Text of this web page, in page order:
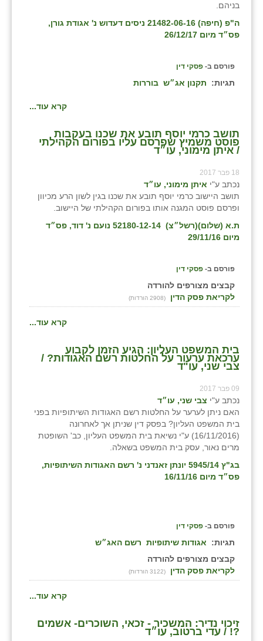
בניהם.
ה"פ (חיפה) 21482-06-16 ניסים דעדוש נ' אגודת גורן,
פס״ד מיום 26/12/17
פורסם ב- פסקי דין
תגיות: תקנון אג״ש בוררות
קרא עוד...
תושב כרמי יוסף תובע את שכנו בעקבות
פוסט משמיץ שפרסם עליו בפורום הקהילתי
/ איתן מימוני, עו״ד
18 פבר 2017
נכתב ע"י איתן מימוני, עו״ד
תושב היישוב כרמי יוסף תובע את שכנו בגין לשון הרע מכיוון
ופרסם פוסט המגנה אותו בפורום הקהילתי של היישוב.
ת.א (שלום)(רשל״צ) 52180-12-14 נועם נ' דוד, פס״ד
מיום 29/11/16
פורסם ב- פסקי דין
קבצים מצורפים להורדה
לקריאת פסק הדין
(2908 הורדות)
קרא עוד...
בית המשפט העליון: הגיע הזמן לקבוע
ערכאת ערעור על החלטות רשם האגודות? /
צבי שני, עו"ד
09 פבר 2017
נכתב ע"י צבי שני, עו״ד
האם ניתן לערער על החלטות רשם האגודות השיתופיות בפני
בית המשפט העליון? בפסק דין שניתן אך לאחרונה
(16/11/2016) ע"י נשיאת בית המשפט העליון, כב' השופטת
מרים נאור, עסק בית המשפט בשאלה.
בג"ץ 5945/14 יונתן זאנדני נ' רשם האגודות השיתופיות,
פס״ד מיום 16/11/16
פורסם ב- פסקי דין
תגיות: אגודות שיתופיות רשם האג״ש
קבצים מצורפים להורדה
לקריאת פסק הדין
(3122 הורדות)
קרא עוד...
זיכוי נדיר: המשכיר - זכאי, השוכרים- אשמים
?! / עדי ברטוב, עו״ד